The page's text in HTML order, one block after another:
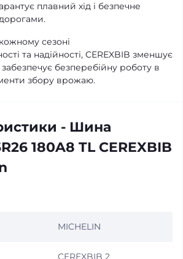
плавний хід і безпечне
сезоні
та надійності, CEREXBIB зменшує
забезпечує безперебійну роботу в
збору врожаю.
- Шина
180A8 TL CEREXBIB
MICHELIN
CEREXBIB 2